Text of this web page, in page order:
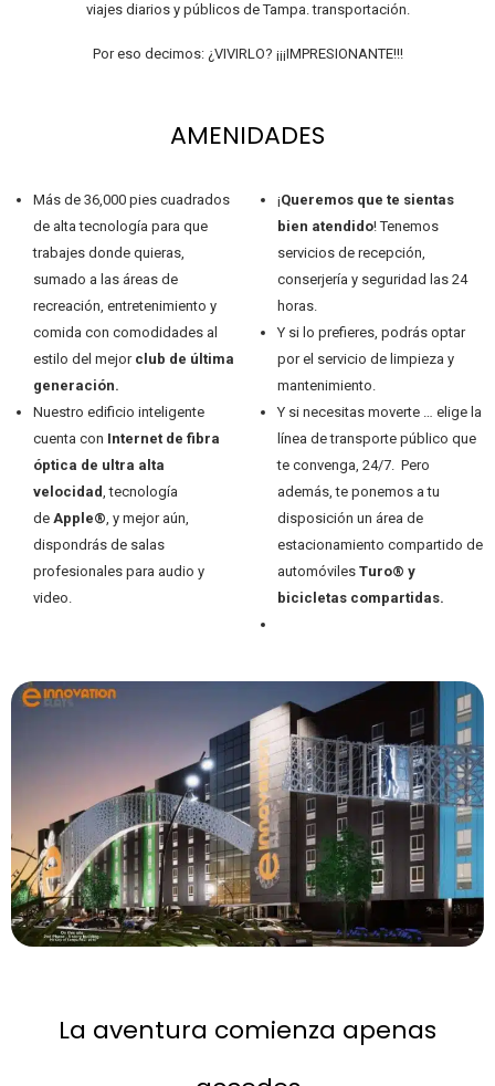
viajes diarios y públicos de Tampa. transportación.
Por eso decimos: ¿VIVIRLO? ¡¡¡IMPRESIONANTE!!!
AMENIDADES
Más de 36,000 pies cuadrados
de alta tecnología para que
trabajes donde quieras,
sumado a las áreas de
recreación, entretenimiento y
comida con comodidades al
estilo del mejorclub de última
generación.
Nuestro edificio inteligente
cuenta con Internet de fibra
óptica de ultra alta
velocidad, tecnología
de Apple®, y mejor aún,
dispondrás de salas
profesionales para audio y
video.
¡Queremos que te sientas
bien atendido! Tenemos
servicios de recepción,
conserjería y seguridad las 24
horas.
Y si lo prefieres, podrás optar
por el servicio de limpieza y
mantenimiento.
Y si necesitas moverte … elige la
línea de transporte público que
te convenga, 24/7. Pero
además, te ponemos a tu
disposición un área de
estacionamiento compartido de
automóviles Turo® y
bicicletas compartidas.
La aventura comienza apenas